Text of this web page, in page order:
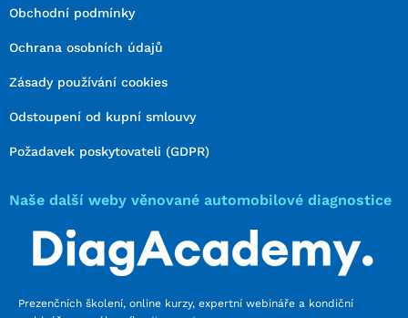
Obchodní podmínky
Ochrana osobních údajů
Zásady používání cookies
Odstoupení od kupní smlouvy
Požadavek poskytovateli (GDPR)
Naše další weby věnované automobilové diagnostice
Prezenčních školení, online kurzy, expertní webináře a kondiční